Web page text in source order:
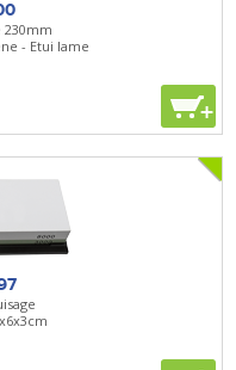
230mm
- Etui lame
+